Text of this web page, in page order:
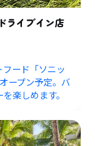
ライブイン店
ード「ソニッ
ープン予定。バ
楽しめます。